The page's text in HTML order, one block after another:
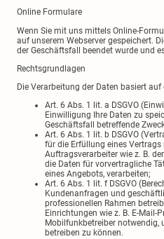
Online Formulare
Wenn Sie mit uns mittels Online-
auf unserem Webserver gespeichert.
der Geschäftsfall beendet wurde und
Rechtsgrundlagen
Die Verarbeitung der Daten basiert
Art. 6 Abs. 1 lit. a DSGVO
Einwilligung Ihre Daten zu
Geschäftsfall betreffende
Art. 6 Abs. 1 lit. b DSGVO
für die Erfüllung eines
Auftragsverarbeiter wie z. B.
die Daten für vorvertragliche
eines Angebots, verarbeiten;
Art. 6 Abs. 1 lit. f DSGVO
Kundenanfragen und
professionellen Rahmen
Einrichtungen wie z. B. E-Mail-
Mobilfunkbetreiber
betreiben zu können.